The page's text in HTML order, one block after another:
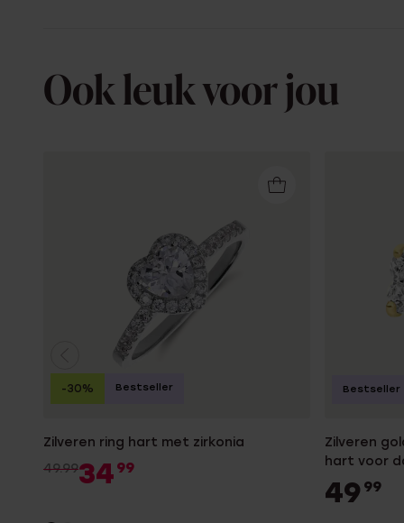
Ook leuk voor jou
Zilveren ring hart met zirkonia
49.9934 99
-30% Bestseller
Zilveren
hart voor
49 99
Bestseller